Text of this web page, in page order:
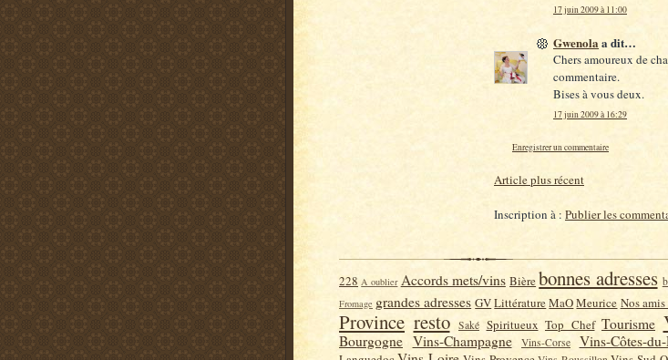
17 juin 2009 à 11:00
Gwenolaa dit…
Chers amoureux de
commentaire.
Bises à vous deux.
17 juin 2009 à 16:29
Enregistrer un commentaire
Article plus récent
Inscription à : Publier les
228 A oublier Accords mets/vins Bière bonnes adresses
Fromage grandes adresses GVLittératureMaOMeurice Nos
Province resto Saké Spiritueux Top Chef Tourisme
Bourgogne Vins-Champagne Vins-Corse Vins-Côtes-